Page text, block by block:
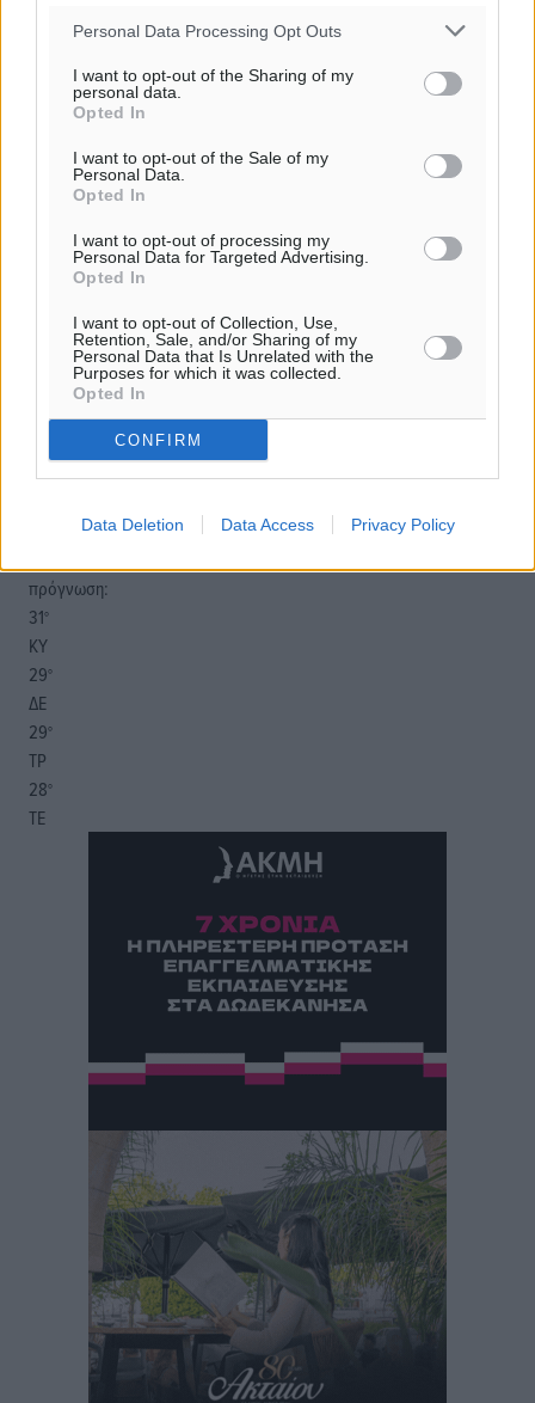
Personal Data Processing Opt Outs
I want to opt-out of the Sharing of my
personal data.
Opted In
I want to opt-out of the Sale of my
Personal Data.
Opted In
I want to opt-out of processing my
Personal Data for Targeted Advertising.
Opted In
I want to opt-out of Collection, Use,
Retention, Sale, and/or Sharing of my
Personal Data that Is Unrelated with the
Purposes for which it was collected.
Opted In
CONFIRM
Data Deletion Data Access Privacy Policy
Υπενθύμιση:
Για την μερική αναπαραγωγή της είδησης από άλλες
ιστοσελίδες είναι απαραίτητη η χρήση του παρακάτω
της Δημοκρατικής.
o καιρός τώρα:
αίθριος καιρός
%
Δ
πρόγνωση:
31°
ΚΥ
29°
ΔΕ
29°
ΤΡ
28°
ΤΕ